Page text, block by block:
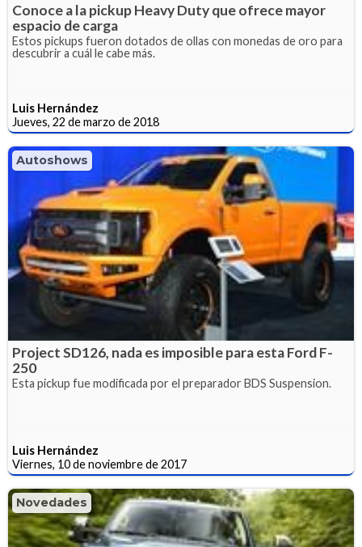
Conoce a la pickup Heavy Duty que ofrece mayor
espacio de carga
Estos pickups fueron dotados de ollas con monedas de oro para
descubrir a cuál le cabe más.
Luis Hernández
Jueves, 22 de marzo de 2018
Autoshows
Project SD126, nada es imposible para esta Ford F-
250
Esta pickup fue modificada por el preparador BDS Suspension.
Luis Hernández
Viernes, 10 de noviembre de 2017
Novedades